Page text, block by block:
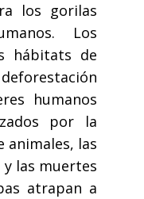
los gorilas
Los
hábitats de
humanos
por la
animales, las
las muertes
atrapan a